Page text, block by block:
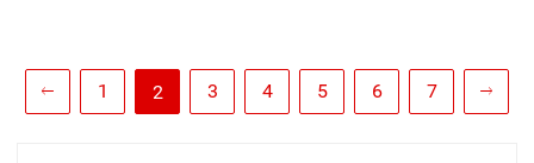
 1 2 3 4 5 6 7 